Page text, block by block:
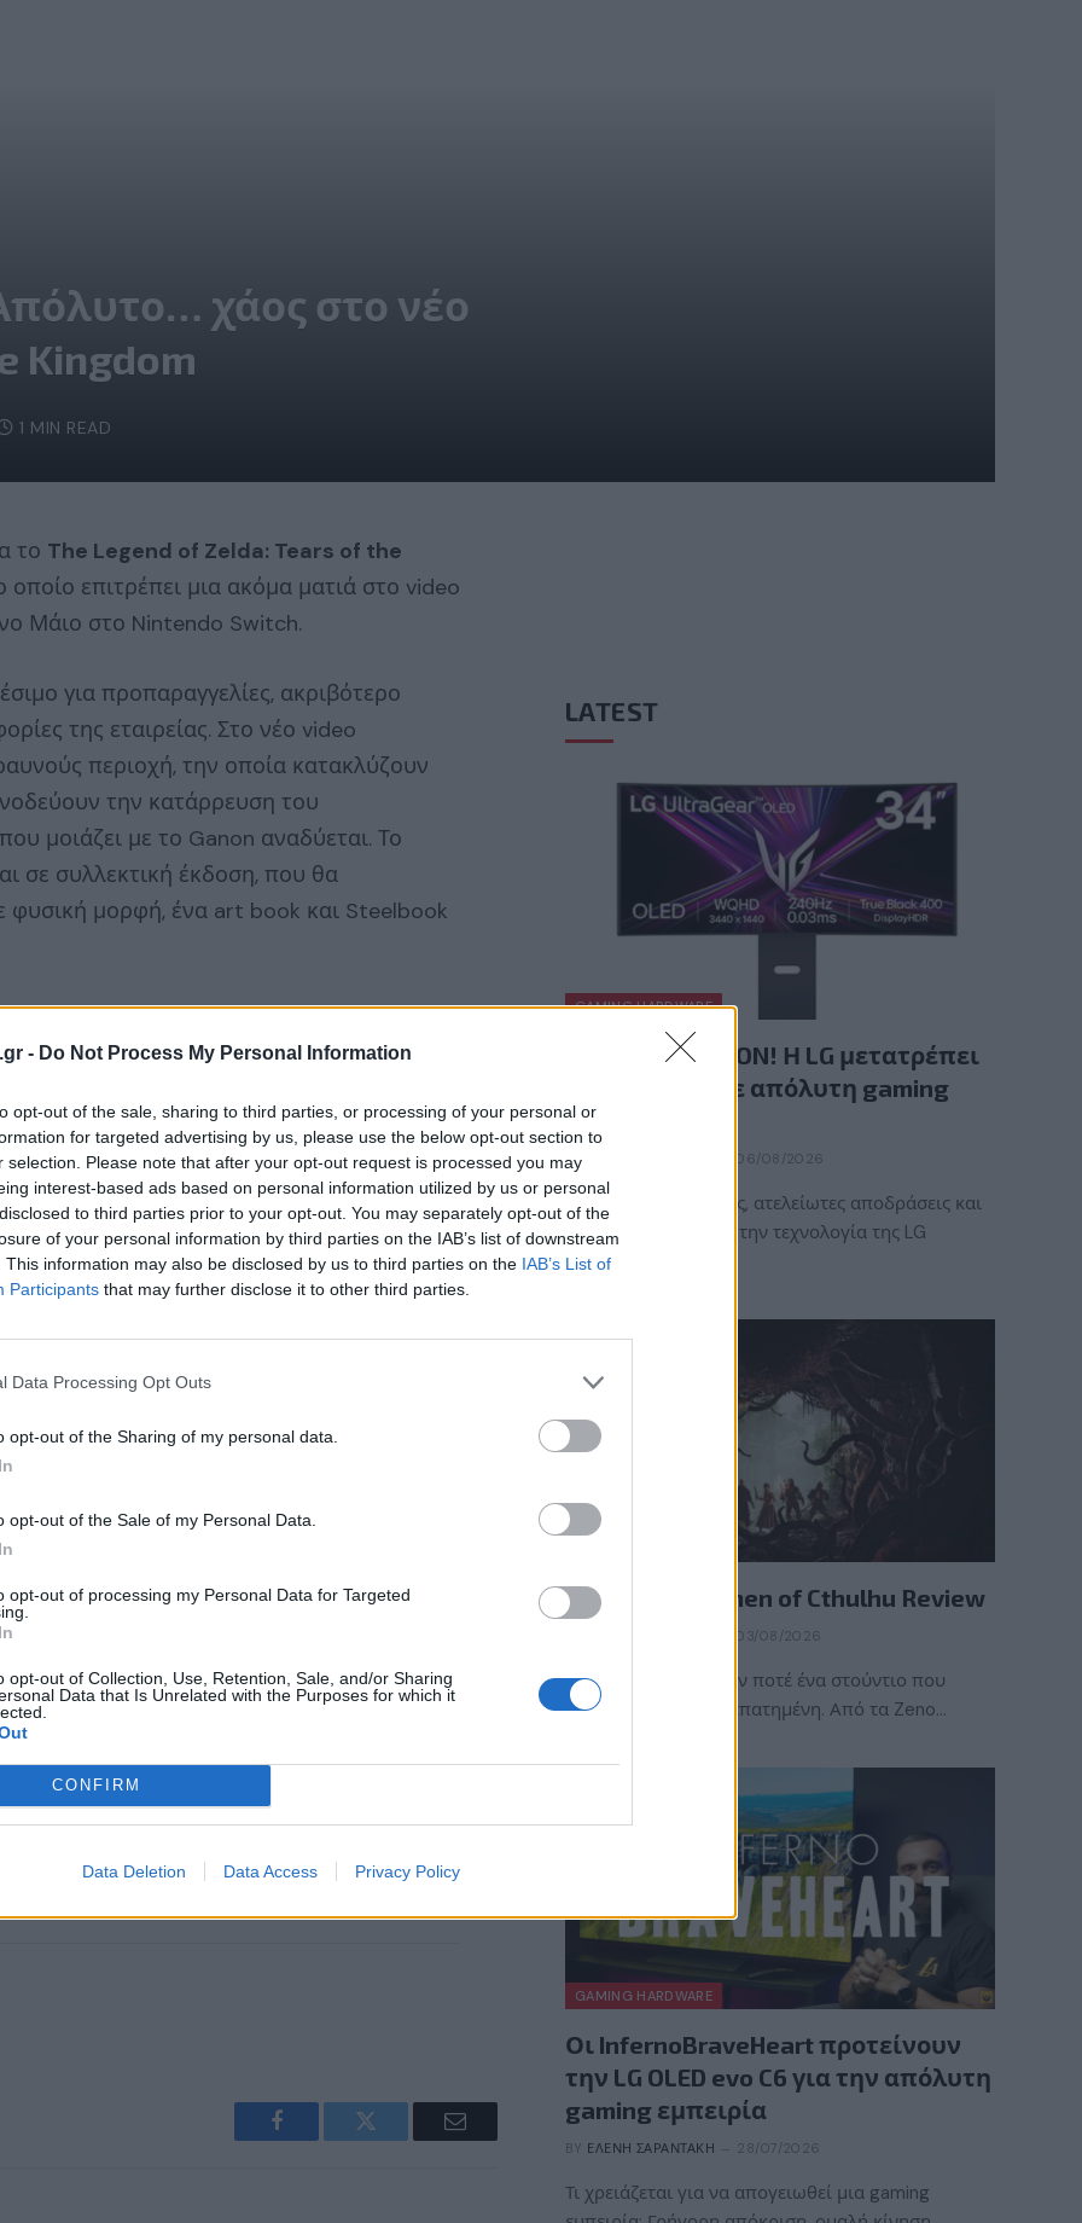
- Do Not Process My Personal Information
opt-out of the sale, sharing to third parties, or processing of your personal or
for targeted advertising by us, please use the below opt-out section to
selection. Please note that after your opt-out request is processed you may
interest-based ads based on personal information utilized by us or personal
to third parties prior to your opt-out. You may separately opt-out of the
of your personal information by third parties on the IAB’s list of downstream
This information may also be disclosed by us to third parties on the IAB’s List of
Participants that may further disclose it to other third parties.
Data Processing Opt Outs
opt-out of the Sharing of my personal data.
opt-out of the Sale of my Personal Data.
opt-out of processing my Personal Data for Targeted
opt-out of Collection, Use, Retention, Sale, and/or Sharing
Data that Is Unrelated with the Purposes for which it
CONFIRM
Data Deletion Data Access Privacy Policy
χάος στο νέο
Kingdom
1 MIN READ
το The Legend of Zelda: Tears of the
επιτρέπει μια ακόμα ματιά στο video
Μάιο στο Nintendo Switch.
για προπαραγγελίες, ακριβότερο
της εταιρείας. Στο νέο video
περιοχή, την οποία κατακλύζουν
την κατάρρευση του
μοιάζει με το Ganon αναδύεται. Το
σε συλλεκτική έκδοση, που θα
φυσική μορφή, ένα art book και Steelbook
θα κυκλοφορήσει στις
Facebook Twitter Email
LATEST
GAMING HARDWARE
Summer Mode ON! Η LG μετατρέπει
κάθε στιγμή σε απόλυτη gaming
εμπειρία!
BY 06/08/2026
Καλοκαιρινές στιγμές, ατελείωτες αποδράσεις και
gaming εμπειρίες με την τεχνολογία της LG
UltraGear OLED. Η…
The Mound: Omen of Cthulhu Review
03/08/2026
Η ACE Team δεν ήταν ποτέ ένα στούντιο που
ακολουθούσε την πεπατημένη. Από τα Zeno…
GAMING HARDWARE
Οι InfernoBraveHeart προτείνουν
την LG OLED evo C6 για την απόλυτη
gaming εμπειρία
BY ΕΛΈΝΗ ΣΑΡΑΝΤΆΚΗ 28/07/2026
Τι χρειάζεται για να απογειωθεί μια gaming